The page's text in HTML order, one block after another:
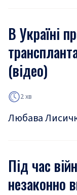
В Україні
(відео)
2 хв
Любава
Під час
незаконно